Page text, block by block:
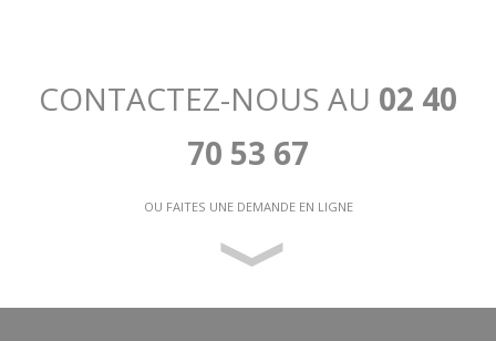
CONTACTEZ-NOUS AU 02 40
70 53 67
OU FAITES UNE DEMANDE EN LIGNE